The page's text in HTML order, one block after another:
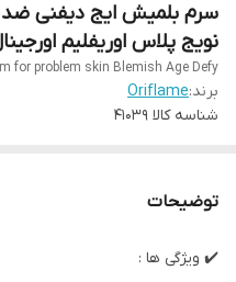
سرم بلمیش ایج دیفنی
نویج پلاس اوریفلیم
for problem skin Blemish Age Defy
برند:Oriflame
شناسه کالا 41039
توضیحات
✔️ ویژگی ها :